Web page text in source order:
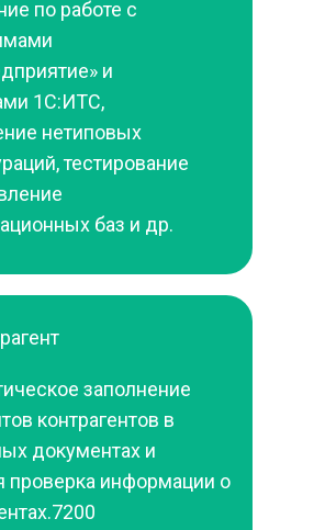
по работе с
и
1С:ИТС,
нетиповых
тестирование
баз и др.
заполнение
контрагентов в
документах и
проверка информации о